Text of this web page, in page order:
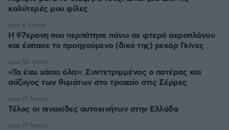
καλύτερές μου φίλες
Η 97χρονη που περπάτησε πάνω σε φτερό αεροπλάνου
και έσπασε το προηγούμενο (δικό της) ρεκόρ Γκίνες
πριν 6 λεπτά
«Τα έχω χάσει όλα»: Συντετριμμένος ο πατέρας και
σύζυγος των θυμάτων στο τροχαίο στις Σέρρες
πριν 10 λεπτά
Τέλος οι πινακίδες αυτοκινήτων στην Ελλάδα
πριν 11 λεπτά
πριν 11 λεπτά